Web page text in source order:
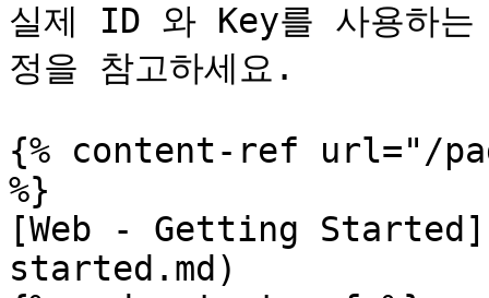
실제 ID 와 Key를 사용하
정을 참고하세요.
{% content-ref url="/
%}
[Web - Getting
started.md)